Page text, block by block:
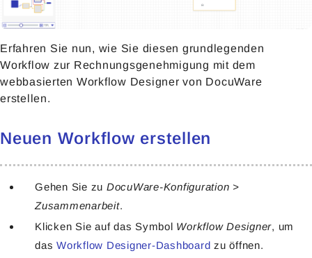
Erfahren Sie nun, wie Sie diesen grundlegenden
Workflow zur Rechnungsgenehmigung mit dem
webbasierten Workflow Designer von DocuWare
erstellen.
Neuen Workflow erstellen
Gehen Sie zu DocuWare-Konfiguration >
Zusammenarbeit.
Klicken Sie auf das Symbol Workflow Designer, um
das Workflow Designer-Dashboard zu öffnen.